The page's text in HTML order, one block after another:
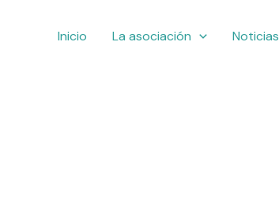
Inicio La asociación Noticias